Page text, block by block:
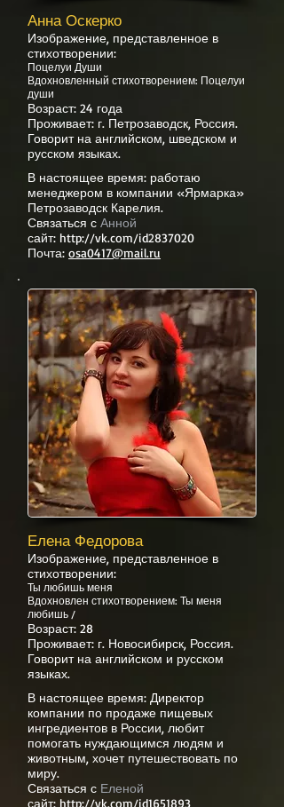
Анна Оскерко
Изображение, представленное в
стихотворении:
Поцелуи Души
Вдохновленный стихотворением: Поцелуи
души
Возраст: 24 года
Проживает: г. Петрозаводск, Россия.
Говорит на английском, шведском и
русском языках.
В настоящее время: работаю
менеджером в компании «Ярмарка»
Петрозаводск Карелия.
Связаться с Анной
сайт: http://vk.com/id2837020
Почта: osa0417@mail.ru
Елена Федорова
Изображение, представленное в
стихотворении:
Ты любишь меня
Вдохновлен стихотворением: Ты меня
любишь /
Возраст: 28
Проживает: г. Новосибирск, Россия.
Говорит на английском и русском
языках.
В настоящее время: Директор
компании по продаже пищевых
ингредиентов в России, любит
помогать нуждающимся людям и
животным, хочет путешествовать по
миру.
Связаться с Еленой
сайт: http://vk.com/id1651893